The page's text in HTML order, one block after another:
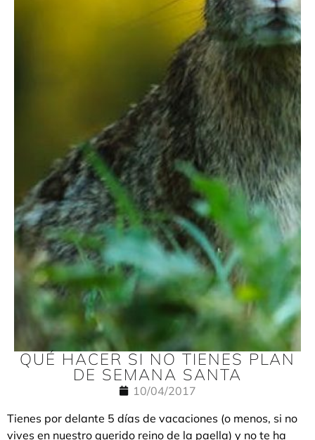
QUÉ HACER SI NO TIENES PLAN
DE SEMANA SANTA
10/04/2017
Tienes por delante 5 días de vacaciones (o menos, si no
vives en nuestro querido reino de la paella) y no te ha